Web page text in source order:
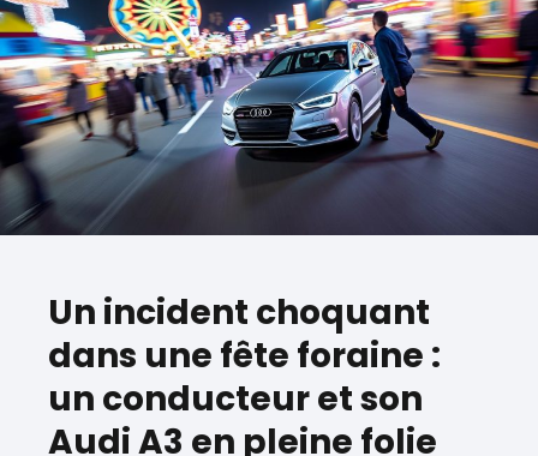
Un incident choquant
dans une fête foraine :
un conducteur et son
Audi A3 en pleine folie